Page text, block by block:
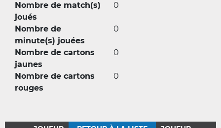
Nombre de match(s)
joués
0
Nombre de
minute(s) jouées
0
Nombre de cartons
jaunes
0
Nombre de cartons
rouges
0